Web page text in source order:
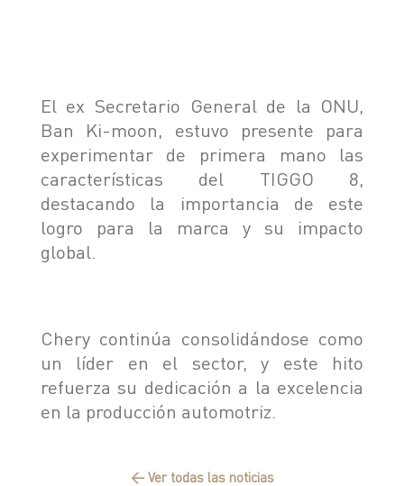
El ex Secretario General de la ONU,
Ban Ki-moon, estuvo presente para
experimentar de primera mano las
características del TIGGO 8,
destacando la importancia de este
logro para la marca y su impacto
global.
Chery continúa consolidándose como
un líder en el sector, y este hito
refuerza su dedicación a la excelencia
en la producción automotriz.
← Ver todas las noticias